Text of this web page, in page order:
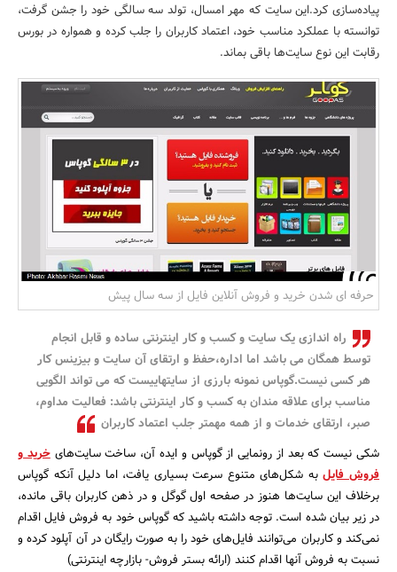
بانک، بیمه و سرمایه
پیاده‌سازی کرد.این سایت که مهر امسال، تولد سه سالگی خود را جشن گرفت،
توانسته با عملکرد مناسب خود، اعتماد کاربران را جلب کرده و همواره در بورس
رقابت این نوع سایت‌ها باقی بماند.
حرفه ای شدن خرید و فروش آنلاین فایل از سه سال پیش
راه اندازی یک سایت و کسب و کار اینترنتی ساده و قابل انجام
توسط همگان می باشد اما اداره،حفظ و ارتقای آن سایت و بیزینس کار
هر کسی نیست.گوپاس نمونه بارزی از سایتهاییست که می تواند الگویی
مناسب برای علاقه مندان به کسب و کار اینترنتی باشد: فعالیت مداوم،
صبر، ارتقای خدمات و از همه مهمتر جلب اعتماد کاربران
شکی نیست که بعد از رونمایی از گوپاس و ایده آن، ساخت سایت‌هایخرید و
فروش فایلبه شکل‌های متنوع سرعت بسیاری یافت، اما دلیل آنکه گوپاس
برخلاف این سایت‌ها هنوز در صفحه اول گوگل و در ذهن کاربران باقی مانده،
در زیر بیان شده است. توجه داشته باشید که گوپاس خود به فروش فایل اقدام
نمی‌کند و کاربران می‌توانند فایل‌های خود را به صورت رایگان در آن آپلود کرده و
نسبت به فروش آنها اقدام کنند (ارائه بستر فروش- بازارچه اینترنتی)